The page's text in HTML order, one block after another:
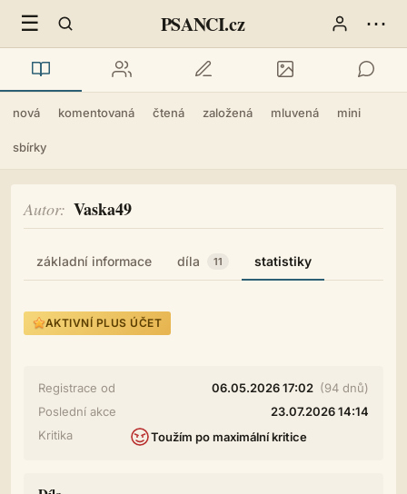
☰ PSANCI.cz ⋯
nová komentovaná čtená založená mluvená mini
sbírky
Autor Vaska49
základní informace díla 11 statistiky
AKTIVNÍ PLUS ÚČET
Registrace od 06.05.2026 17:02 (94 dnů)
Poslední akce
23.07.2026 14:14
Kritika
Toužím po maximální kritice